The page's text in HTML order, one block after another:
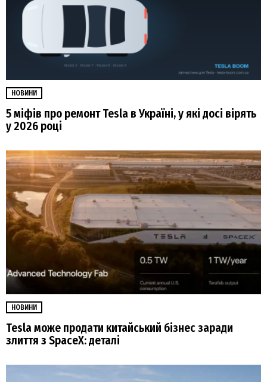
НОВИНИ
5 міфів про ремонт Tesla в Україні, у які досі вірять
у 2026 році
НОВИНИ
Tesla може продати китайський бізнес заради
злиття з SpaceX: деталі